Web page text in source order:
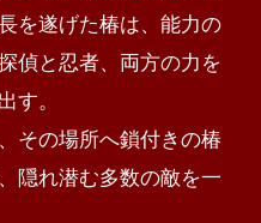
を遂げた椿は、能力の
偵と忍者、両方の力を
す。
その場所へ鎖付きの椿
隠れ潜む多数の敵を一